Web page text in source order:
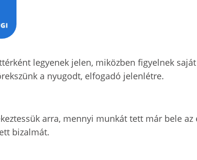
legyenek jelen, miközben figyelnek
a nyugodt, elfogadó jelenlétre.
arra, mennyi munkát tett már bele az
bizalmát.